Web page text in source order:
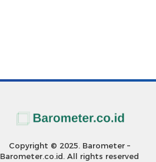
Copyright © 2025. Barometer –
Barometer.co.id. All rights reserved